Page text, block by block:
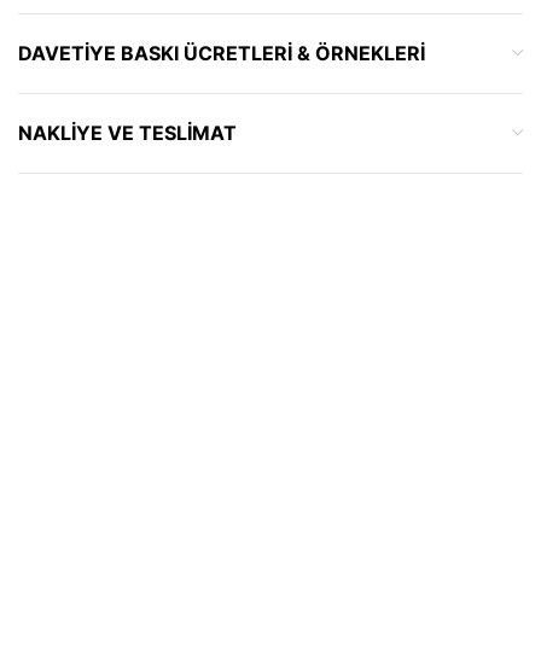
DAVETIYE BASKI ÜCRETLERI & ÖRNEKLERI
NAKLIYE VE TESLIMAT